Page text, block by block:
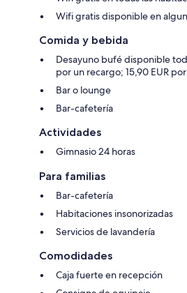
Wifi gratis disponible en
Comida y bebida
Desayuno bufé disponible
por un recargo; 15,90 EUR
Bar o lounge
Bar-cafetería
Actividades
Gimnasio 24 horas
Para familias
Bar-cafetería
Habitaciones insonorizadas
Servicios de lavandería
Comodidades
Caja fuerte en recepción